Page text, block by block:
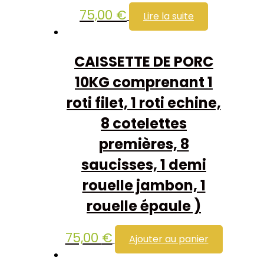
75,00 € Lire la suite
CAISSETTE DE PORC
10KG comprenant 1
roti filet, 1 roti echine,
8 cotelettes
premières, 8
saucisses, 1 demi
rouelle jambon, 1
rouelle épaule )
75,00 € Ajouter au panier